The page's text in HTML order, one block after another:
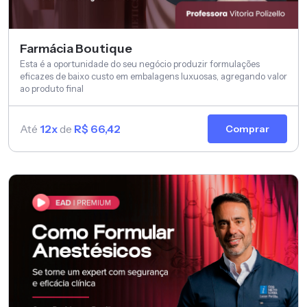
Farmácia Boutique
Esta é a oportunidade do seu negócio produzir formulações
eficazes de baixo custo em embalagens luxuosas, agregando valor
ao produto final
Até 12x de R$ 66,42 Comprar